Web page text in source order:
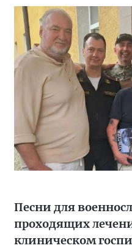
Песни для
проходящих
клиническом